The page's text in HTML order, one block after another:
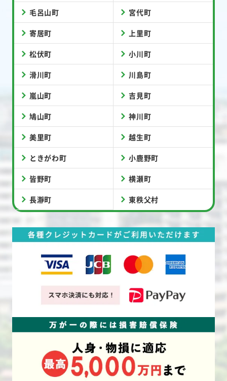
毛呂山町 宮代町
寄居町 上里町
松伏町 小川町
滑川町 川島町
嵐山町 吉見町
鳩山町 神川町
美里町 越生町
ときがわ町 小鹿野町
皆野町 横瀬町
長瀞町 東秩父村